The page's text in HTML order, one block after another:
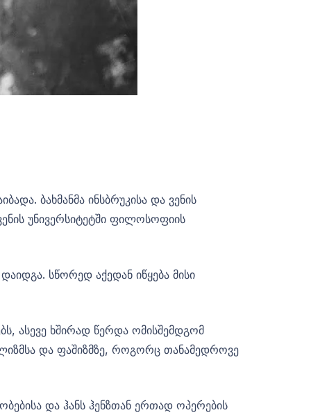
ბახმანმა ინსბრუკისა და ვენის
უნივერსიტეტში ფილოსოფიის
სწორედ აქედან იწყება მისი
ასევე ხშირად წერდა ომისშემდგომ
და ფაშიზმზე, როგორც თანამედროვე
და ჰანს ჰენზთან ერთად ოპერების